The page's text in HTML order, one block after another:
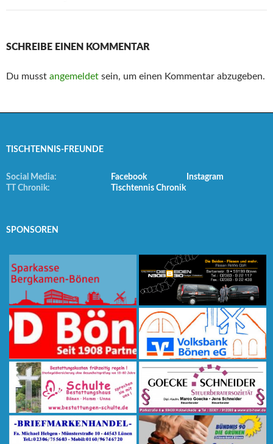
SCHREIBE EINEN KOMMENTAR
Du musst angemeldet sein, um einen Kommentar abzugeben.
TISCHTENNIS-FREUNDE
Social Media: Facebook
Instagram
TT Chronik:
Tischtennis Chronik
SPONSOREN